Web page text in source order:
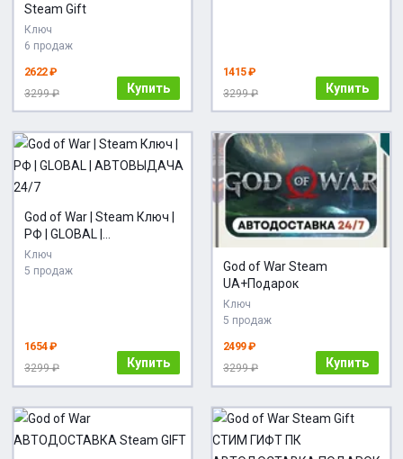
Steam Gift
Ключ
6 продаж
2622 ₽
3299 ₽
Купить
1415 ₽
3299 ₽
Купить
God of War | Steam Ключ |
РФ | GLOBAL |
АВТОВЫДАЧА 24/7
Ключ
5 продаж
1654 ₽
3299 ₽
Купить
God of War Steam
UA+Подарок
Ключ
5 продаж
2499 ₽
3299 ₽
Купить